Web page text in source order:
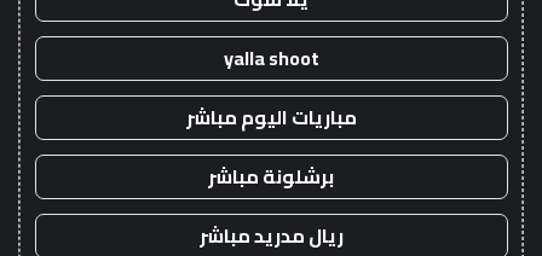
yalla shoot
مباريات اليوم مباشر
برشلونة مباشر
ريال مدريد مباشر